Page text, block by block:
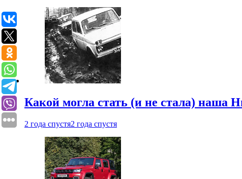
Какой могла стать (и не стала) наша
2 года спустя2 года спустя